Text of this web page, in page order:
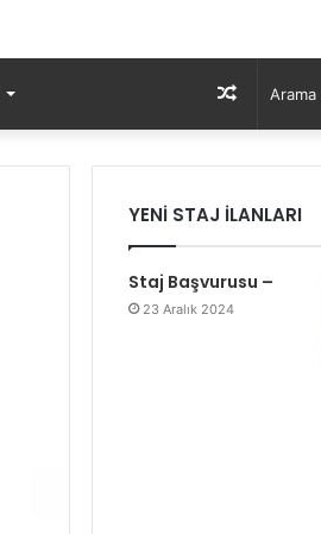
Rastgele
Makale
YENİ STAJ İLANLARI
Staj Başvurusu –
23 Aralık 2024